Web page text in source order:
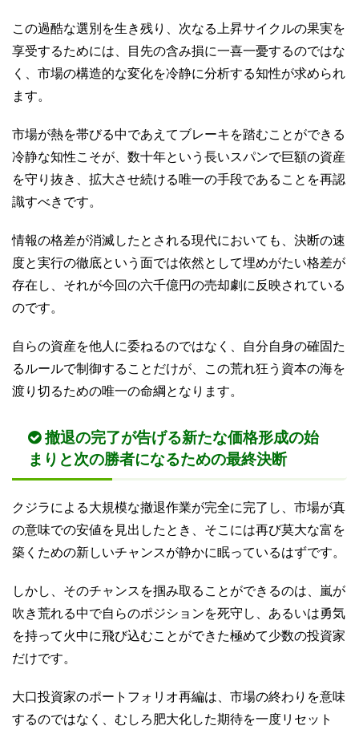
この過酷な選別を生き残り、次なる上昇サイクルの果実を
享受するためには、目先の含み損に一喜一憂するのではな
く、市場の構造的な変化を冷静に分析する知性が求められ
ます。
市場が熱を帯びる中であえてブレーキを踏むことができる
冷静な知性こそが、数十年という長いスパンで巨額の資産
を守り抜き、拡大させ続ける唯一の手段であることを再認
識すべきです。
情報の格差が消滅したとされる現代においても、決断の速
度と実行の徹底という面では依然として埋めがたい格差が
存在し、それが今回の六千億円の売却劇に反映されている
のです。
自らの資産を他人に委ねるのではなく、自分自身の確固た
るルールで制御することだけが、この荒れ狂う資本の海を
渡り切るための唯一の命綱となります。
撤退の完了が告げる新たな価格形成の始
まりと次の勝者になるための最終決断
クジラによる大規模な撤退作業が完全に完了し、市場が真
の意味での安値を見出したとき、そこには再び莫大な富を
築くための新しいチャンスが静かに眠っているはずです。
しかし、そのチャンスを掴み取ることができるのは、嵐が
吹き荒れる中で自らのポジションを死守し、あるいは勇気
を持って火中に飛び込むことができた極めて少数の投資家
だけです。
大口投資家のポートフォリオ再編は、市場の終わりを意味
するのではなく、むしろ肥大化した期待を一度リセット